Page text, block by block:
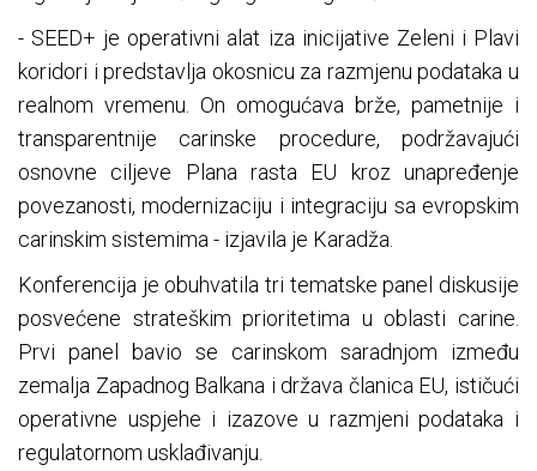
- SEED+ je operativni alat iza inicijative Zeleni i Plavi
koridori i predstavlja okosnicu za razmjenu podataka u
realnom vremenu. On omogućava brže, pametnije i
transparentnije carinske procedure, podržavajući
osnovne ciljeve Plana rasta EU kroz unapređenje
povezanosti, modernizaciju i integraciju sa evropskim
carinskim sistemima - izjavila je Karadža.
Konferencija je obuhvatila tri tematske panel diskusije
posvećene strateškim prioritetima u oblasti carine.
Prvi panel bavio se carinskom saradnjom između
zemalja Zapadnog Balkana i država članica EU, ističući
operativne uspjehe i izazove u razmjeni podataka i
regulatornom usklađivanju.